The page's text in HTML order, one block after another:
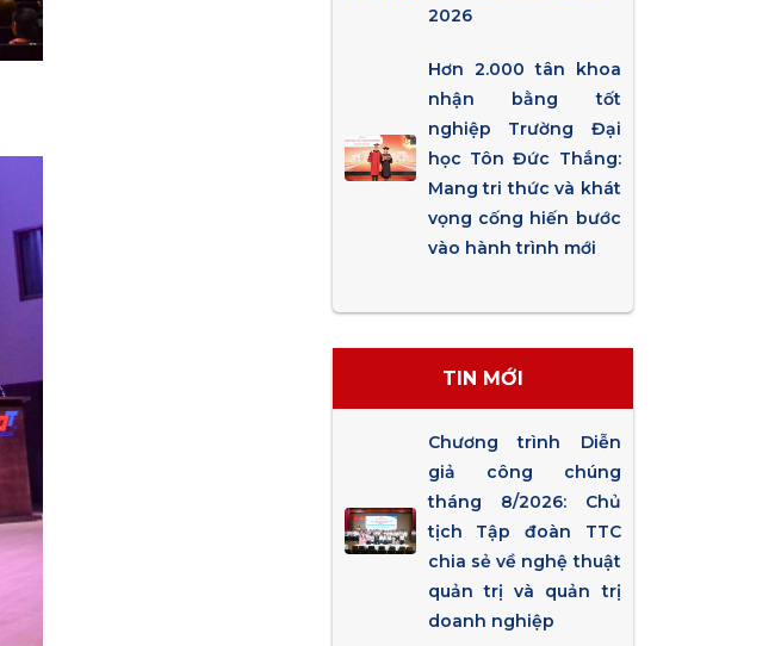
2026
Hơn 2.000 tân khoa
nhận bằng tốt
nghiệp Trường Đại
học Tôn Đức Thắng:
Mang tri thức và khát
vọng cống hiến bước
vào hành trình mới
TIN MỚI
Chương trình Diễn
giả công chúng
tháng 8/2026: Chủ
tịch Tập đoàn TTC
chia sẻ về nghệ thuật
quản trị và quản trị
doanh nghiệp